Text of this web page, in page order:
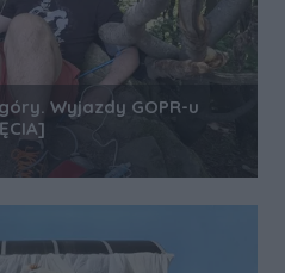
Wyjazdy GOPR-u